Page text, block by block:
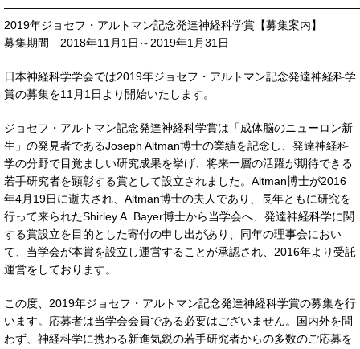
2019年ジョセフ・アルトマン記念発達神経科学賞【募集案内】
募集期間 2018年11月1日～2019年1月31日
日本神経科学学会では2019年ジョセフ・アルトマン記念発達神経科学
賞の募集を11月1日より開始いたします。
ジョセフ・アルトマン記念発達神経科学賞は「成体脳のニューロン新
生」の発見者であるJoseph Altman博士の業績を記念し、発達神経科
学の分野で目覚ましい研究成果を挙げ、将来一層の活躍が期待できる
若手研究者を顕彰する賞として設立されました。Altman博士が2016
年4月19日に逝去され、Altman博士の夫人であり、長年ともに研究を
行って来られたShirley A. Bayer博士から当学会へ、発達神経科学に関
する賞設立を目的とした寄付の申し出があり、同年の理事会におい
て、当学会が本賞を設立し運営することが承認され、2016年より受託
運営をしております。
この度、2019年ジョセフ・アルトマン記念発達神経科学賞の募集を行
います。応募者は当学会会員である必要はございません。国内外を問
わず、神経科学に携わる新進気鋭の若手研究者からの多数のご応募を